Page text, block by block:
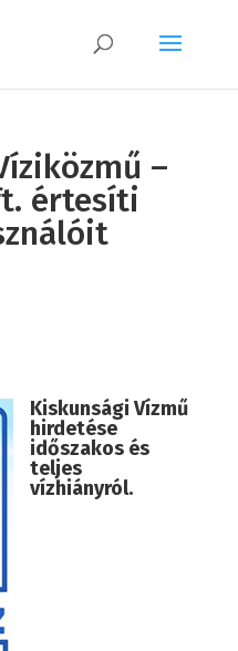
–
értesíti
Kiskunsági Vízmű
hirdetése
időszakos és
teljes
vízhiányról.